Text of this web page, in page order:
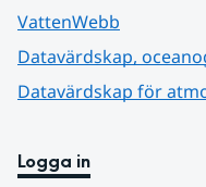
VattenWebb
Datavärdskap,
Datavärdskap för
Logga in